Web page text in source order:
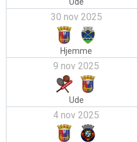
30 nov 2025
Hjemme
9 nov 2025
Ude
4 nov 2025